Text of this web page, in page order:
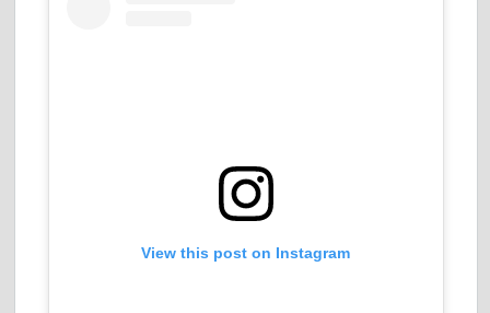
View this post on Instagram